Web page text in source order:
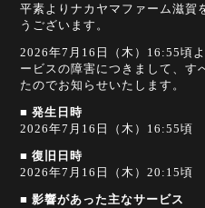
平素よりナカヤマファーム滋賀
うございます。
2026年7月16日（木）16:55頃
ービスの障害につきまして、す
たのでお知らせいたします。
■ 発生日時
2026年7月16日（木）16:55頃
■ 復旧日時
2026年7月16日（木）20:15頃
■ 影響があった主なサービス